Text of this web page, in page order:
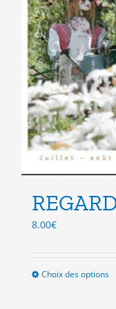
8.00€
Choix des optionsCe